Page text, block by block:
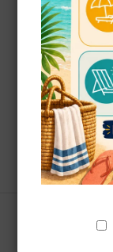
Cookies Policy